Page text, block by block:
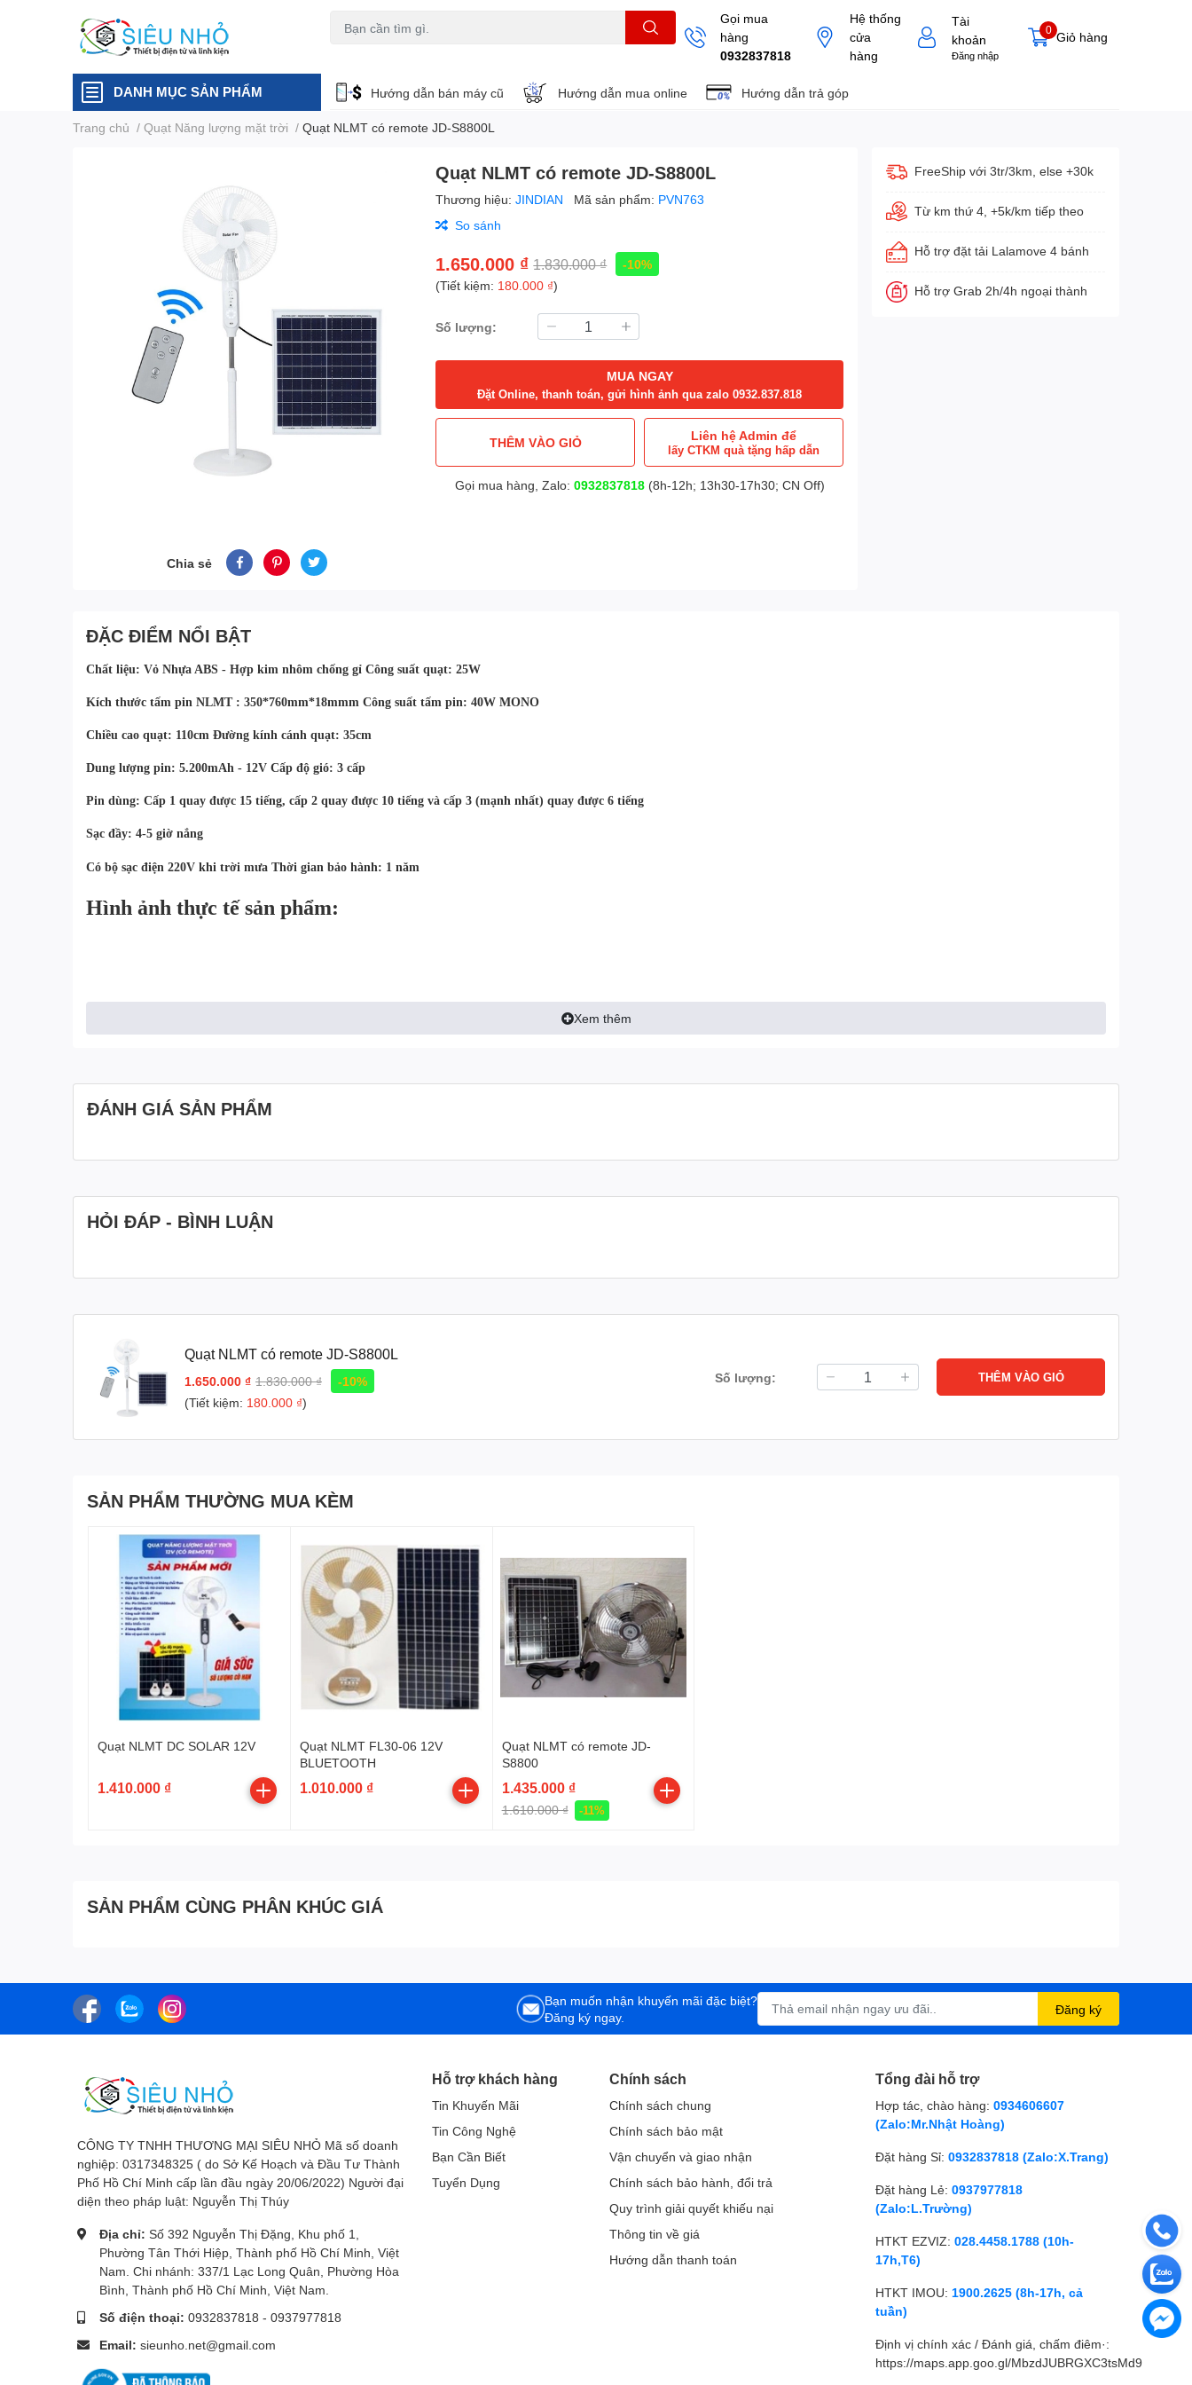
Gọi mua
hàng
0932837818
Hệ thống
cửa
hàng
Tài
khoản
Đăng nhập
Giỏ hàng
0
DANH MỤC SẢN PHẨM Hướng dẫn bán máy cũ Hướng dẫn mua online Hướng dẫn trả góp
Trang chủ / Quạt Năng lượng mặt trời / Quạt NLMT có remote JD-S8800L
Chia sẻ
Quạt NLMT có remote JD-S8800L
Thương hiệu:JINDIAN Mã sản phẩm: PVN763
So sánh
1.650.000 ₫ 1.830.000 ₫
-10%
(Tiết kiệm: 180.000 ₫)
Số lượng:
MUA NGAY
Đặt Online, thanh toán, gửi hình ảnh qua zalo 0932.837.818
THÊM VÀO GIỎ Liên hệ Admin để
lấy CTKM quà tặng hấp dẫn
Gọi mua hàng, Zalo: 0932837818(8h-12h; 13h30-17h30; CN Off)
FreeShip với 3tr/3km, else +30k
Từ km thứ 4, +5k/km tiếp theo
Hỗ trợ đặt tải Lalamove 4 bánh
Hỗ trợ Grab 2h/4h ngoại thành
ĐẶC ĐIỂM NỔI BẬT
Chất liệu: Vỏ Nhựa ABS - Hợp kim nhôm chống gỉ Công suất quạt: 25W
Kích thước tấm pin NLMT : 350*760mm*18mmm Công suất tấm pin: 40W MONO
Chiều cao quạt: 110cm Đường kính cánh quạt: 35cm
Dung lượng pin: 5.200mAh - 12V Cấp độ gió: 3 cấp
Pin dùng: Cấp 1 quay được 15 tiếng, cấp 2 quay được 10 tiếng và cấp 3 (mạnh nhất) quay được 6 tiếng
Sạc đầy: 4-5 giờ nắng
Có bộ sạc điện 220V khi trời mưa Thời gian bảo hành: 1 năm
Hình ảnh thực tế sản phẩm:
www.sieunho.net
Xem thêm
ĐÁNH GIÁ SẢN PHẨM
HỎI ĐÁP - BÌNH LUẬN
Quạt NLMT có remote JD-S8800L
1.650.000 ₫ 1.830.000 ₫
-10%
(Tiết kiệm: 180.000 ₫)
Số lượng: THÊM VÀO GIỎ
SẢN PHẨM THƯỜNG MUA KÈM
Quạt NLMT DC SOLAR 12V
1.410.000 ₫
Quạt NLMT FL30-06 12V
BLUETOOTH
1.010.000 ₫
Quạt NLMT có remote JD-
S8800
1.435.000 ₫
1.610.000 ₫ -11%
SẢN PHẨM CÙNG PHÂN KHÚC GIÁ
Bạn muốn nhận khuyến mãi đặc biệt?
Đăng ký ngay.
Đăng ký
CÔNG TY TNHH THƯƠNG MẠI SIÊU NHỎ Mã số doanh
nghiệp: 0317348325 ( do Sở Kế Hoạch và Đầu Tư Thành
Phố Hồ Chí Minh cấp lần đầu ngày 20/06/2022) Người đại
diện theo pháp luật: Nguyễn Thị Thúy
Địa chỉ: Số 392 Nguyễn Thị Đặng, Khu phố 1,
Phường Tân Thới Hiệp, Thành phố Hồ Chí Minh, Việt
Nam. Chi nhánh: 337/1 Lạc Long Quân, Phường Hòa
Bình, Thành phố Hồ Chí Minh, Việt Nam.
Số điện thoại: 0932837818 - 0937977818
Email: sieunho.net@gmail.com
Hỗ trợ khách hàng
Tin Khuyến Mãi
Tin Công Nghệ
Bạn Cần Biết
Tuyển Dụng
Chính sách
Chính sách chung
Chính sách bảo mật
Vận chuyển và giao nhận
Chính sách bảo hành, đổi trả
Quy trình giải quyết khiếu nại
Thông tin về giá
Hướng dẫn thanh toán
Tổng đài hỗ trợ
Hợp tác, chào hàng: 0934606607
(Zalo:Mr.Nhật Hoàng)
Đặt hàng Sỉ: 0932837818 (Zalo:X.Trang)
Đặt hàng Lẻ: 0937977818
(Zalo:L.Trường)
HTKT EZVIZ: 028.4458.1788 (10h-
17h,T6)
HTKT IMOU: 1900.2625 (8h-17h, cả
tuần)
Định vị chính xác / Đánh giá, chấm điêm·:
https://maps.app.goo.gl/MbzdJUBRGXC3tsMd9